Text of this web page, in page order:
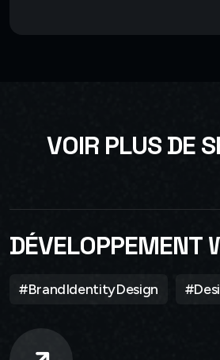
VOIR PLUS DE S
DÉVELOPPEMENT
#BrandIdentityDesign